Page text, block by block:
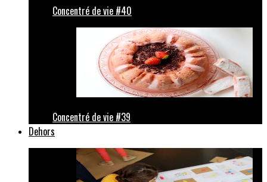
Concentré de vie #40
Concentré de vie #39
Dehors